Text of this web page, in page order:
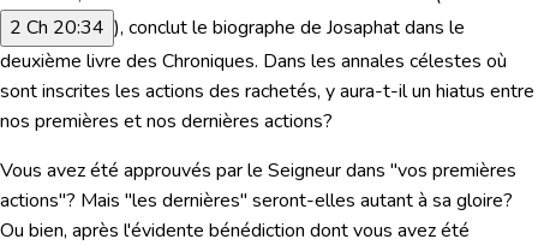
2 Ch 20:34 ), conclut le biographe de Josaphat dans le
deuxième livre des Chroniques. Dans les annales célestes où
sont inscrites les actions des rachetés, y aura-t-il un hiatus entre
nos premières et nos dernières actions?
Vous avez été approuvés par le Seigneur dans "vos premières
actions"? Mais "les dernières" seront-elles autant à sa gloire?
Ou bien, après l'évidente bénédiction dont vous avez été